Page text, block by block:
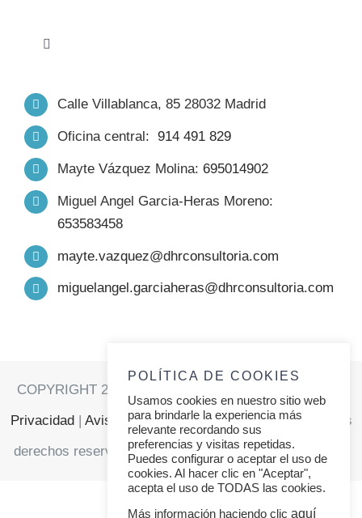
Toggle
NOSOTROS
FORMACIÓN
PRODUCTOS
TRABAJO
CONTACTO
Calle Villablanca, 85 28032 Madrid
Oficina central: 914 491 829
Mayte Vázquez Molina: 695014902
Miguel Angel Garcia-Heras Moreno:
653583458
mayte.vazquez@dhrconsultoria.com
miguelangel.garciaheras@dhrconsultoria.com
COPYRIGHT 2021 | DHR CONSULTORIA |
Privacidad
Aviso Legal |Política de Cookies| Todos los
derechos reservados |Diseñada por Thunder Creativos
POLÍTICA DE COOKIES
Usamos cookies en nuestro sitio web
para brindarle la experiencia más
relevante recordando sus
preferencias y visitas repetidas.
Puedes configurar o aceptar el uso de
cookies. Al hacer clic en "Aceptar",
acepta el uso de TODAS las cookies.
Más información haciendo clic aquí